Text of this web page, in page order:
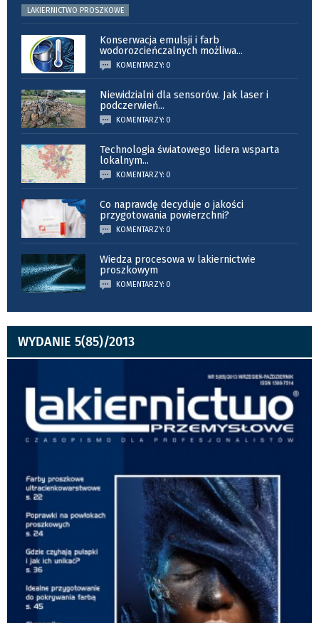
LAKIERNICTWO PROSZKOWE
Konserwacja emulsji i farb
wodorozcieńczalnych możliwa...
KOMENTARZY: 0
Niewidzialni dla sensorów. Jak laser i
podczerwień...
KOMENTARZY: 0
Technologia światowego lidera wsparta
lokalnym...
KOMENTARZY: 0
Co naprawdę decyduje o jakości
przygotowania powierzchni?
KOMENTARZY: 0
Wiedza procesowa w lakiernictwie
proszkowym
KOMENTARZY: 0
WYDANIE 5(85)/2013